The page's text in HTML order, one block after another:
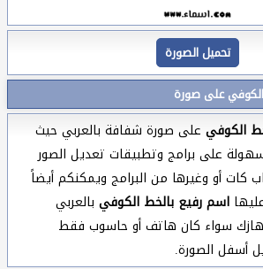
تحميل الصورة
على صورة
الكوفي على صورة شفافة بالعربي حيث
على برامج وتطبيقات تعديل الصور
كات أو وغيرها من البرامج ويمكنكم أيضاً
اسم رفيع بالخط الكوفي بالعربي
سواء كان هاتف أو حاسوب فقط
أسفل الصورة.